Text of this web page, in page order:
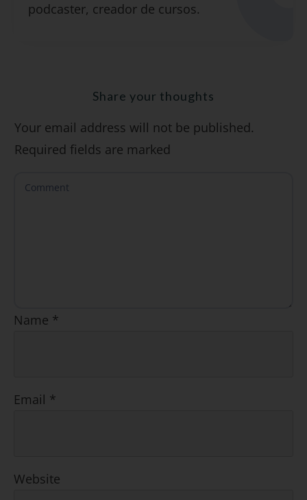
"7 errores comunes al hablar inglés (y
SÍ, QUIERO
podcaster, creador de cursos.
Share your thoughts
Your email address will not be published.
Required fields are marked
Name *
Email *
Website